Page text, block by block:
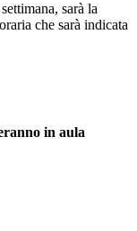
sarà la
che sarà indicata
in aula